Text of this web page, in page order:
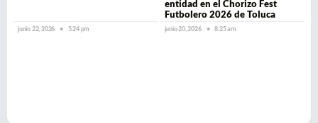
junio 22, 2026 5:24 pm
entidad en el Chorizo Fest
Futbolero 2026 de Toluca
junio 20, 2026 8:25 am